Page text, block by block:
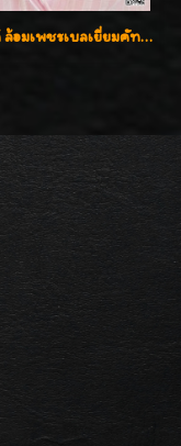
จี้หยกแท้ ล้อมเพชรเบลเยี่ยมคัท ราคาพิเศษไม่แพงค่ะ